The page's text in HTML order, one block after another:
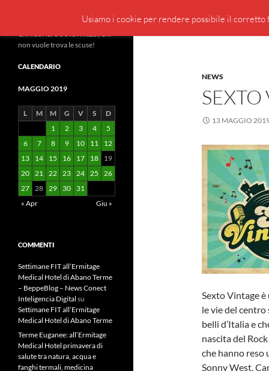
Vai
contenuto
NEWS
13 MAGGIO
Sexto Vintage
le vie del centro
belli d’Italia e
nascita del
che hanno reso
Sonny West,
Chi vuol fare trova i mezzi, chi
non vuole trova le scuse!
CALENDARIO
MAGGIO 2019
L M M G V S
D
1
2 3 4
5
6
7 8 9 10 11
12
13
14 15 16 17 18
19
20 21 22 23 24 25
26
27 28 29 30
31
« Apr
Giu »
COMMENTI
Settimane FIT all’Ermitage
Medical Hotel di Abano Terme
– BeppeBlog – News Conect
Inteligencia Digital su
Settimane FIT all’Ermitage
Medical Hotel di Abano Terme
Terme Euganee: all’Ermitage
Medical Hotel primavera di
salute tra natura, acqua e
fanghi termali, medicina
Usiamo i cookie per rendere possibile il